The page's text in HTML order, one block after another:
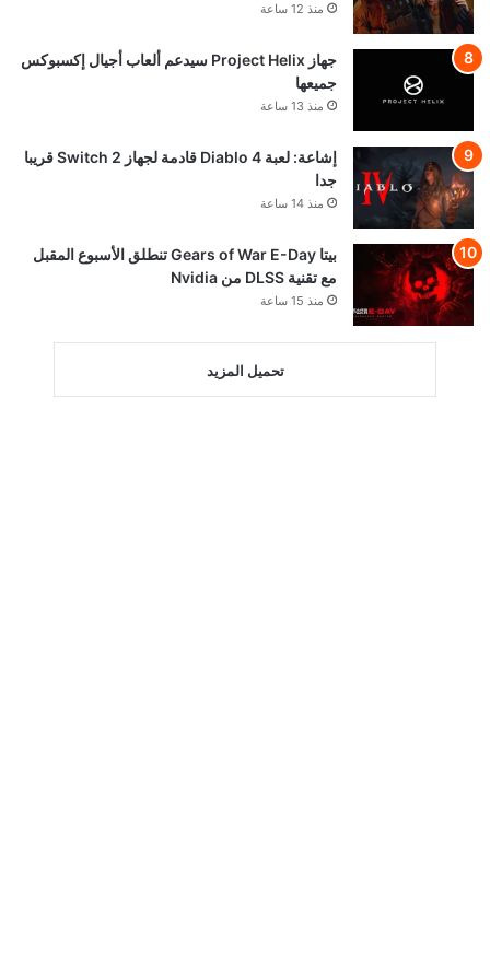
منذ 12 ساعة
جهاز Project Helix سيدعم ألعاب أجيال إكسبوكس
جميعها
منذ 13 ساعة
إشاعة: لعبة Diablo 4 قادمة لجهاز Switch 2 قريبا
جدا
منذ 14 ساعة
بيتا Gears of War E-Day تنطلق الأسبوع المقبل
مع تقنية DLSS من Nvidia
منذ 15 ساعة
تحميل المزيد